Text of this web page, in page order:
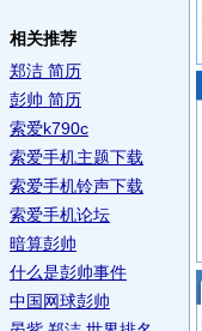
相关推荐
郑洁 简历
彭帅 简历
索爱k790c
索爱手机主题下载
索爱手机铃声下载
索爱手机论坛
暗算彭帅
什么是彭帅事件
中国网球彭帅